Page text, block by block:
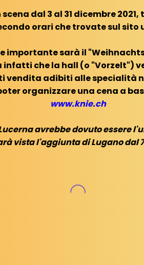
dal 3 al 31 dicembre
orari che trovate sul sito
importante sarà il
infatti che la hall (o "Vorzelt")
vendita adibiti alle specialità
organizzare una cena a
www.knie.ch
avrebbe dovuto essere
vista l'aggiunta di Lugano dal